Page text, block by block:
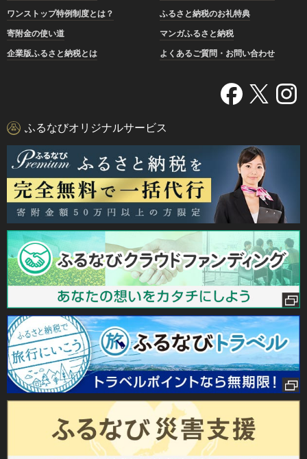
ワンストップ特例制度とは？
ふるさと納税のお礼特典
寄附金の使い道
マンガふるさと納税
企業版ふるさと納税とは
よくあるご質問・お問い合わせ
ふるなびオリジナルサービス